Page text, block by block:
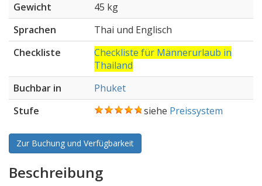
Gewicht
45 kg
Sprachen
Thai und Englisch
Checkliste
Checkliste für Männerurlaub in
Thailand
Buchbar in
Phuket
Stufe
siehe Preissystem
Zur Buchung und Verfügbarkeit
Beschreibung